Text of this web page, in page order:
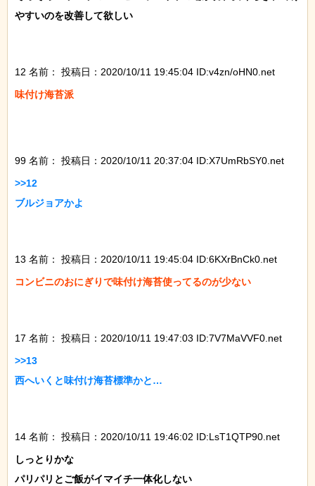
やすいのを改善して欲しい
12 名前：
投稿日：2020/10/11 19:45:04 ID:v4zn/oHN0.net
味付け海苔派
99 名前：
投稿日：2020/10/11 20:37:04 ID:X7UmRbSY0.net
>>12
ブルジョアかよ
13 名前：
投稿日：2020/10/11 19:45:04 ID:6KXrBnCk0.net
コンビニのおにぎりで味付け海苔使ってるのが少ない
17 名前：
投稿日：2020/10/11 19:47:03 ID:7V7MaVVF0.net
>>13
西へいくと味付け海苔標準かと…
14 名前：
投稿日：2020/10/11 19:46:02 ID:LsT1QTP90.net
しっとりかな
パリパリとご飯がイマイチ一体化しない